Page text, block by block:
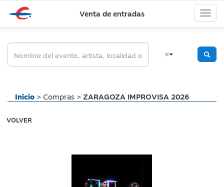
Venta de entradas
Inicio > Compras > ZARAGOZA IMPROVISA 2026
VOLVER